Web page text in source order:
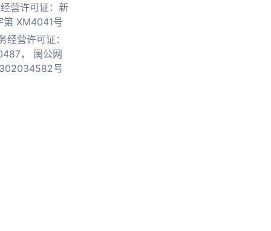
营许可证：新
第 XM4041号
经营许可证：
，
闽公网
号